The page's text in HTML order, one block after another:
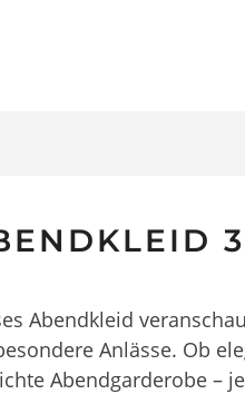
3
Abendkleid
Anlässe. Ob
Abendgarderobe –